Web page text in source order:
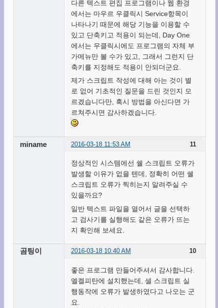
다른 텍스트 편집 프로그램이나 웹 환경
에서는 마우르 우클릭시 Service항목이
나타나기 때문에 해당 기능을 이용할 수
있고 단축키고 적용이 되는데, Day One
에서는 우클릭시에도 프로그램의 자체 부
가메뉴만 볼 수가 있고, 그래서 그런지 단
축키를 지정해도 적용이 안되더군요.
제가 스크립트 작성에 대해 아는 것이 별
로 없어 기초적인 질문을 드린 것인지 모
르겠습니다만, 혹시 방법을 아신다면 가
르쳐주시면 감사하겠습니다.
11
miname 2016-03-18 11:53 AM
정상적인 시스템에선 쉘 스크립트 오류가
발생할 이유가 없을 텐데, 정확히 어떤 쉘
스크립트 오류가 찍히는지 알려주실 수
있을까요?
일반 텍스트 파일을 열어서 글을 선택하
고 검사기를 실행해도 같은 오류가 뜨는
지 확인해 보세요.
10
곰팅이 2016-03-18 10:40 AM
좋은 프로그램 만들어주셔서 감사합니다.
엘켈피탄에 설치했는데, 셀 스크립트 실
행동작에 오류가 발생하였다고 나오는 군
요.